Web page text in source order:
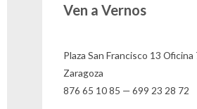
Ven a Vernos
Plaza San Francisco 13
Zaragoza
876 65 10 85 — 699 23 28 72